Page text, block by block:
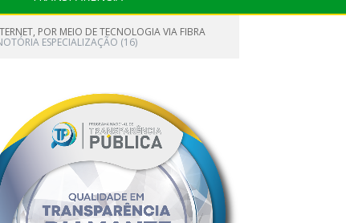
POR MEIO DE TECNOLOGIA VIA FIBRA
ESPECIALIZAÇÃO (16)